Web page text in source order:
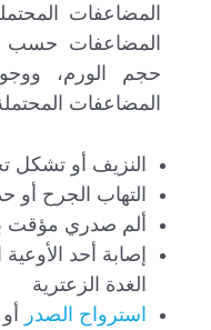
المضاعفات
المضاعفات حسب
حجم الورم،
المضاعفات
النزيف أو تشكل
التهاب الجرح
ألم صدري مؤقت
إصابة أحد
الغدة الزعترية
استرواح الصدر